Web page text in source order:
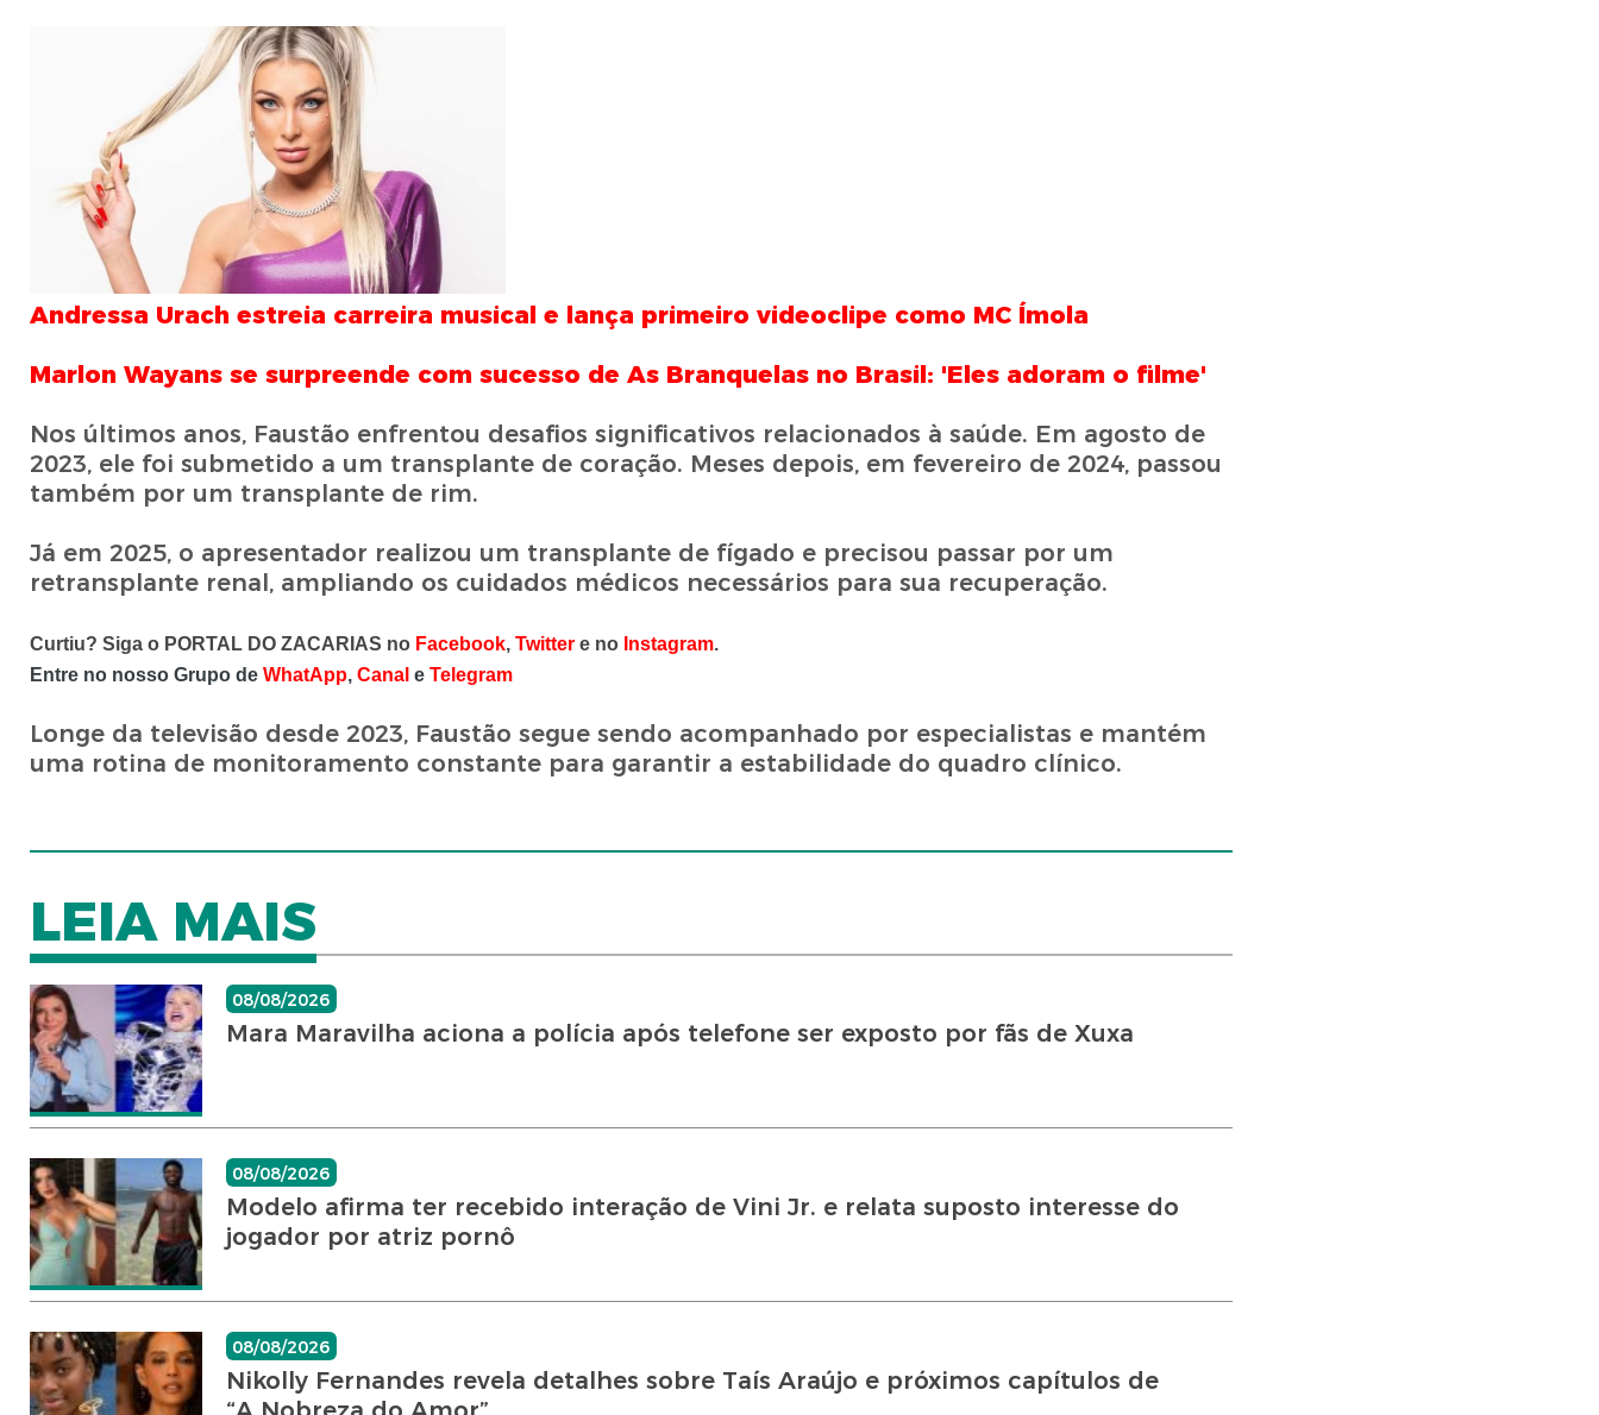
Andressa Urach estreia carreira musical e lança primeiro videoclipe como MC Ímola
Marlon Wayans se surpreende com sucesso de As Branquelas no Brasil: 'Eles adoram o filme'
Nos últimos anos, Faustão enfrentou desafios significativos relacionados à saúde. Em agosto de
2023, ele foi submetido a um transplante de coração. Meses depois, em fevereiro de 2024, passou
também por um transplante de rim.
Já em 2025, o apresentador realizou um transplante de fígado e precisou passar por um
retransplante renal, ampliando os cuidados médicos necessários para sua recuperação.
Curtiu? Siga o PORTAL DO ZACARIAS no Facebook, Twittere no Instagram.
Entre no nosso Grupo de WhatApp, Canal e Telegram
Longe da televisão desde 2023, Faustão segue sendo acompanhado por especialistas e mantém
uma rotina de monitoramento constante para garantir a estabilidade do quadro clínico.
LEIA MAIS
08/08/2026
Mara Maravilha aciona a polícia após telefone ser exposto por fãs de Xuxa
08/08/2026
Modelo afirma ter recebido interação de Vini Jr. e relata suposto interesse do
jogador por atriz pornô
08/08/2026
Nikolly Fernandes revela detalhes sobre Taís Araújo e próximos capítulos de